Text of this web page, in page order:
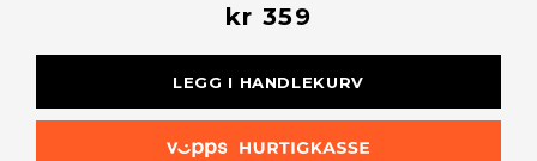
kr 359
LEGG I HANDLEKURV